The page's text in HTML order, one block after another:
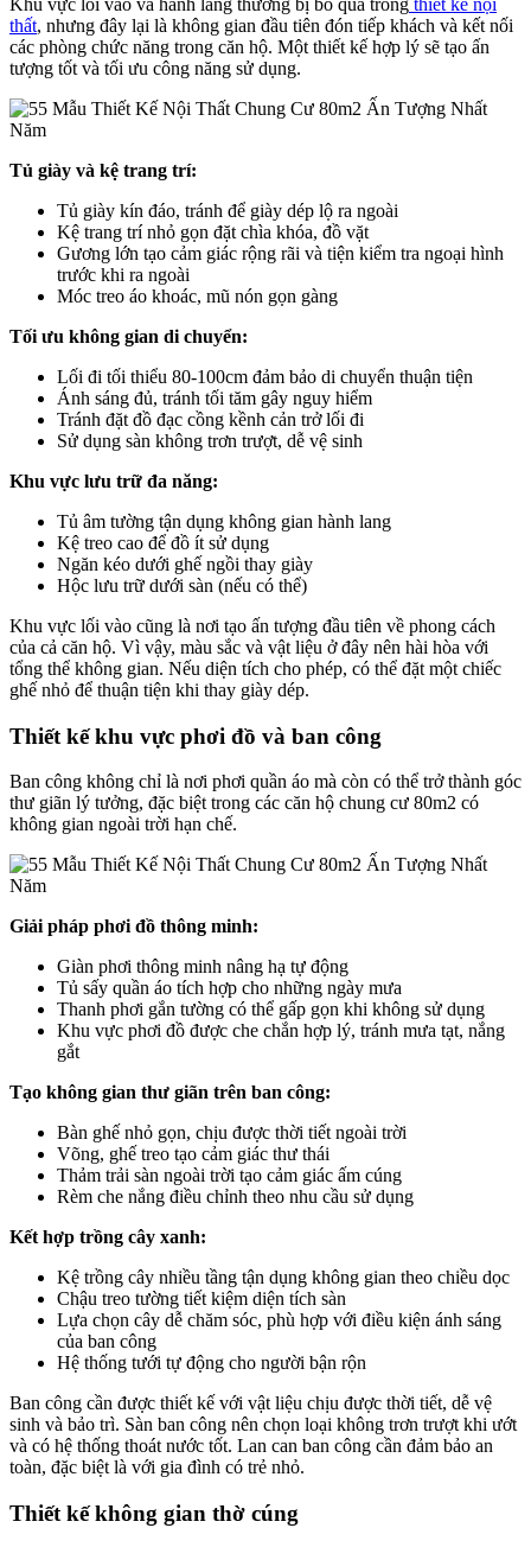
Khu vực lối vào và hành lang thường bị bỏ qua trong thiết kế nội
thất, nhưng đây lại là không gian đầu tiên đón tiếp khách và kết nối
các phòng chức năng trong căn hộ. Một thiết kế hợp lý sẽ tạo ấn
tượng tốt và tối ưu công năng sử dụng.
Tủ giày và kệ trang trí:
Tủ giày kín đáo, tránh để giày dép lộ ra ngoài
Kệ trang trí nhỏ gọn đặt chìa khóa, đồ vặt
Gương lớn tạo cảm giác rộng rãi và tiện kiểm tra ngoại hình
trước khi ra ngoài
Móc treo áo khoác, mũ nón gọn gàng
Tối ưu không gian di chuyển:
Lối đi tối thiểu 80-100cm đảm bảo di chuyển thuận tiện
Ánh sáng đủ, tránh tối tăm gây nguy hiểm
Tránh đặt đồ đạc cồng kềnh cản trở lối đi
Sử dụng sàn không trơn trượt, dễ vệ sinh
Khu vực lưu trữ đa năng:
Tủ âm tường tận dụng không gian hành lang
Kệ treo cao để đồ ít sử dụng
Ngăn kéo dưới ghế ngồi thay giày
Hộc lưu trữ dưới sàn (nếu có thể)
Khu vực lối vào cũng là nơi tạo ấn tượng đầu tiên về phong cách
của cả căn hộ. Vì vậy, màu sắc và vật liệu ở đây nên hài hòa với
tổng thể không gian. Nếu diện tích cho phép, có thể đặt một chiếc
ghế nhỏ để thuận tiện khi thay giày dép.
Thiết kế khu vực phơi đồ và ban công
Ban công không chỉ là nơi phơi quần áo mà còn có thể trở thành góc
thư giãn lý tưởng, đặc biệt trong các căn hộ chung cư 80m2 có
không gian ngoài trời hạn chế.
Giải pháp phơi đồ thông minh:
Giàn phơi thông minh nâng hạ tự động
Tủ sấy quần áo tích hợp cho những ngày mưa
Thanh phơi gắn tường có thể gấp gọn khi không sử dụng
Khu vực phơi đồ được che chắn hợp lý, tránh mưa tạt, nắng
gắt
Tạo không gian thư giãn trên ban công:
Bàn ghế nhỏ gọn, chịu được thời tiết ngoài trời
Võng, ghế treo tạo cảm giác thư thái
Thảm trải sàn ngoài trời tạo cảm giác ấm cúng
Rèm che nắng điều chỉnh theo nhu cầu sử dụng
Kết hợp trồng cây xanh:
Kệ trồng cây nhiều tầng tận dụng không gian theo chiều dọc
Chậu treo tường tiết kiệm diện tích sàn
Lựa chọn cây dễ chăm sóc, phù hợp với điều kiện ánh sáng
của ban công
Hệ thống tưới tự động cho người bận rộn
Ban công cần được thiết kế với vật liệu chịu được thời tiết, dễ vệ
sinh và bảo trì. Sàn ban công nên chọn loại không trơn trượt khi ướt
và có hệ thống thoát nước tốt. Lan can ban công cần đảm bảo an
toàn, đặc biệt là với gia đình có trẻ nhỏ.
Thiết kế không gian thờ cúng